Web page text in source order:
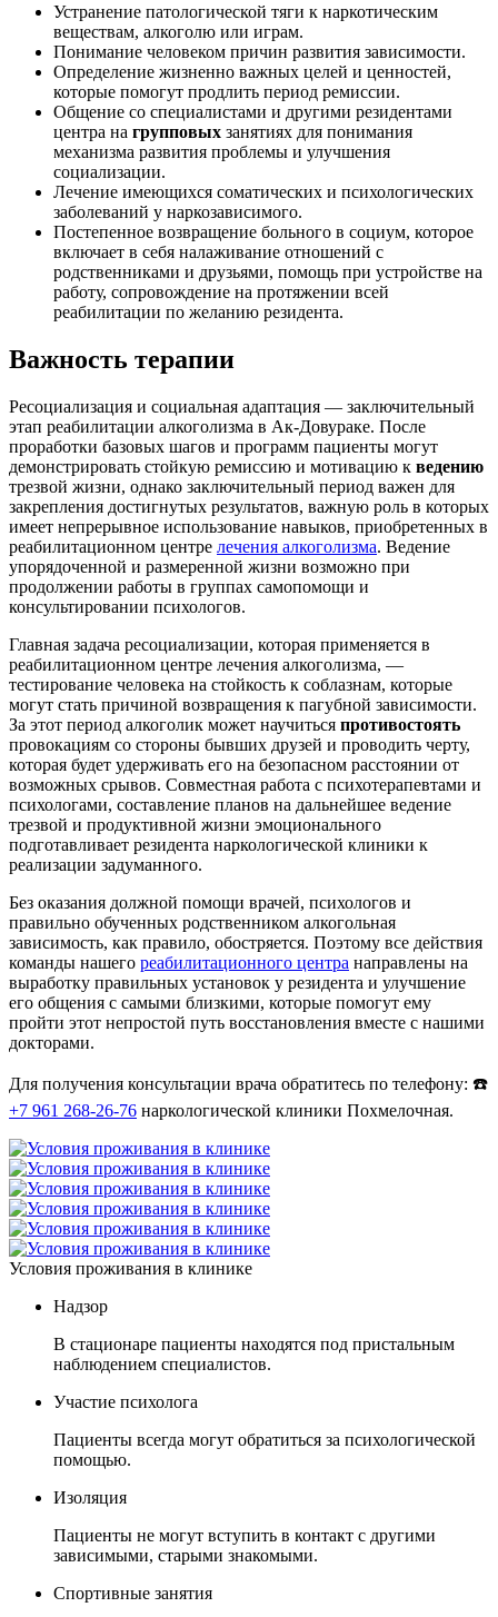
Устранение патологической тяги к наркотическим
веществам, алкоголю или играм.
Понимание человеком причин развития зависимости.
Определение жизненно важных целей и ценностей,
которые помогут продлить период ремиссии.
Общение со специалистами и другими резидентами
центра на групповых занятиях для понимания
механизма развития проблемы и улучшения
социализации.
Лечение имеющихся соматических и психологических
заболеваний у наркозависимого.
Постепенное возвращение больного в социум, которое
включает в себя налаживание отношений с
родственниками и друзьями, помощь при устройстве на
работу, сопровождение на протяжении всей
реабилитации по желанию резидента.
Важность терапии
Ресоциализация и социальная адаптация — заключительный
этап реабилитации алкоголизма в Ак-Довураке. После
проработки базовых шагов и программ пациенты могут
демонстрировать стойкую ремиссию и мотивацию к ведению
трезвой жизни, однако заключительный период важен для
закрепления достигнутых результатов, важную роль в которых
имеет непрерывное использование навыков, приобретенных в
реабилитационном центре лечения алкоголизма. Ведение
упорядоченной и размеренной жизни возможно при
продолжении работы в группах самопомощи и
консультировании психологов.
Главная задача ресоциализации, которая применяется в
реабилитационном центре лечения алкоголизма, —
тестирование человека на стойкость к соблазнам, которые
могут стать причиной возвращения к пагубной зависимости.
За этот период алкоголик может научиться противостоять
провокациям со стороны бывших друзей и проводить черту,
которая будет удерживать его на безопасном расстоянии от
возможных срывов. Совместная работа с психотерапевтами и
психологами, составление планов на дальнейшее ведение
трезвой и продуктивной жизни эмоционального
подготавливает резидента наркологической клиники к
реализации задуманного.
Без оказания должной помощи врачей, психологов и
правильно обученных родственником алкогольная
зависимость, как правило, обостряется. Поэтому все действия
команды нашего реабилитационного центра направлены на
выработку правильных установок у резидента и улучшение
его общения с самыми близкими, которые помогут ему
пройти этот непростой путь восстановления вместе с нашими
докторами.
Для получения консультации врача обратитесь по телефону: ☎️
+7 961 268-26-76 наркологической клиники Похмелочная.
Условия проживания в клинике
Надзор
В стационаре пациенты находятся под пристальным
наблюдением специалистов.
Участие психолога
Пациенты всегда могут обратиться за психологической
помощью.
Изоляция
Пациенты не могут вступить в контакт с другими
зависимыми, старыми знакомыми.
Спортивные занятия